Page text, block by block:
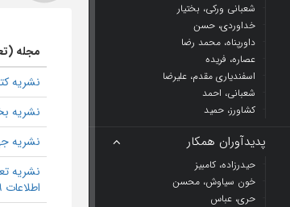
شعبانی ورکی، بختیار
خداوردی، حسن
داورپناه، محمد رضا
عصاره، فریده
اسفندیاری مقدم، علیرضا
شعبانی، احمد
کشاورز، حمید
پدیدآوران همکار
حیدرزاده، کامبیز
خون سیاوش، محسن
حری، عباس
مجله
نشریه
نشریه
نشریه
نشریه
اطلاعات 9